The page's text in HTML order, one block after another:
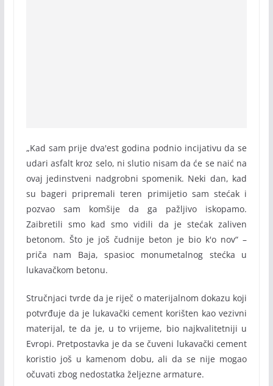
„Kad sam prije dva'est godina podnio incijativu da se
udari asfalt kroz selo, ni slutio nisam da će se naić na
ovaj jedinstveni nadgrobni spomenik. Neki dan, kad
su bageri pripremali teren primijetio sam stećak i
pozvao sam komšije da ga pažljivo iskopamo.
Zaibretili smo kad smo vidili da je stećak zaliven
betonom. Što je još čudnije beton je bio k'o nov“ –
priča nam Baja, spasioc monumetalnog stećka u
lukavačkom betonu.
Stručnjaci tvrde da je riječ o materijalnom dokazu koji
potvrđuje da je lukavački cement korišten kao vezivni
materijal, te da je, u to vrijeme, bio najkvalitetniji u
Evropi. Pretpostavka je da se čuveni lukavački cement
koristio još u kamenom dobu, ali da se nije mogao
očuvati zbog nedostatka željezne armature.